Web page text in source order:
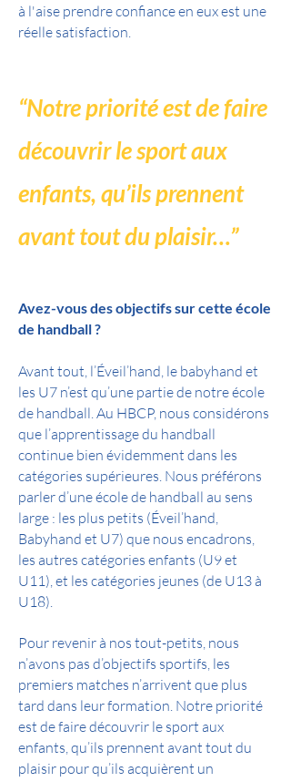
à l'aise prendre confiance en eux est une
réelle satisfaction.
“Notre priorité est de faire
découvrir le sport aux
enfants, qu’ils prennent
avant tout du plaisir…”
Avez-vous des objectifs sur cette école
de handball ?
Avant tout, l’Éveil’hand, le babyhand et
les U7 n’est qu’une partie de notre école
de handball. Au HBCP, nous considérons
que l’apprentissage du handball
continue bien évidemment dans les
catégories supérieures. Nous préférons
parler d’une école de handball au sens
large : les plus petits (Éveil’hand,
Babyhand et U7) que nous encadrons,
les autres catégories enfants (U9 et
U11), et les catégories jeunes (de U13 à
U18).
Pour revenir à nos tout-petits, nous
n’avons pas d’objectifs sportifs, les
premiers matches n’arrivent que plus
tard dans leur formation. Notre priorité
est de faire découvrir le sport aux
enfants, qu’ils prennent avant tout du
plaisir pour qu’ils acquièrent un